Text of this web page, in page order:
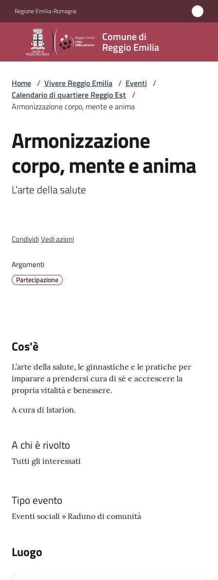
Regione Emilia-Romagna
Comune di
Reggio Emilia
Comune
di
Reggio
Emilia
Servizi
Novità
Menu selezionato
Tutti
u
i
s
m
o
v
e
su
Home / Vivere Reggio Emilia / Eventi /
Calendario di quartiere Reggio Est /
Armonizzazione corpo, mente e anima
Salta al contenuto
Armonizzazione
corpo, mente e anima
L’arte della salute
CondividiVedi azioni
Argomenti
Partecipazione
Cos'è
L’arte della salute, le ginnastiche e le pratiche per
imparare a prendersi cura di sé e accrescere la
propria vitalità e benessere.
A cura di Istarion.
A chi è rivolto
Tutti gli interessati
Tipo evento
Eventi sociali » Raduno di comunità
Luogo